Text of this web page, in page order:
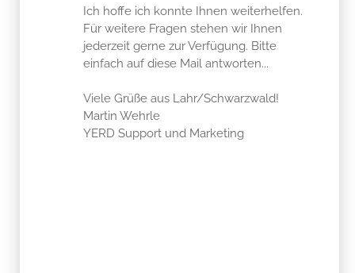
Ich hoffe ich konnte Ihnen weiterhelfen.
Für weitere Fragen stehen wir Ihnen
jederzeit gerne zur Verfügung. Bitte
einfach auf diese Mail antworten...
Viele Grüße aus Lahr/Schwarzwald!
Martin Wehrle
YERD Support und Marketing